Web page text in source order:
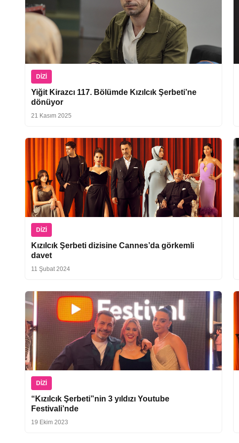
DIZI
Yiğit Kirazcı 117. Bölümde Kızılcık Şerbeti’ne
dönüyor
21 Kasım 2025
DIZI
Kızılcık Şerbeti dizisine Cannes’da görkemli
davet
11 Şubat 2024
DIZI
“Kızılcık Şerbeti”nin 3 yıldızı Youtube
Festivali’nde
19 Ekim 2023